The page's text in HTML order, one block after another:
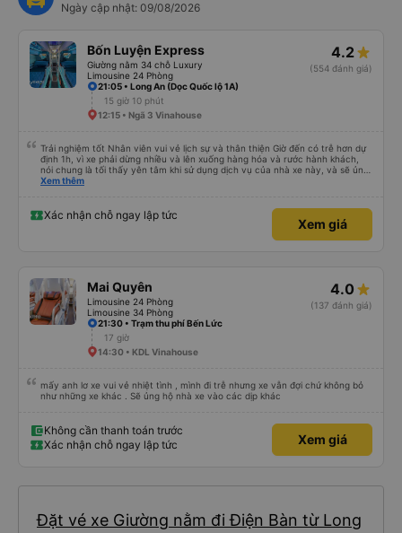
Ngày cập nhật: 09/08/2026
Bốn Luyện Express
Giường nằm 34 chỗ Luxury
Limousine 24 Phòng
4.2
(554 đánh giá)
21:05 • Long An (Dọc Quốc lộ 1A)
15 giờ 10 phút
12:15 • Ngã 3 Vinahouse
Trải nghiệm tốt Nhân viên vui vẻ lịch sự và thân thiện Giờ đến có trễ hơn dự
định 1h, vì xe phải dừng nhiều và lên xuống hàng hóa và rước hành khách,
nói chung là tối thấy yên tâm khi sử dụng dịch vụ của nhà xe này, và sẽ ủng
hộ và giới thiệu cho người thân sử dụng dịch vụ của nhà xe này
Xem thêm
Xác nhận chỗ ngay lập tức
Xem giá
Mai Quyên
Limousine 24 Phòng
Limousine 34 Phòng
4.0
(137 đánh giá)
21:30 • Trạm thu phí Bến Lức
17 giờ
14:30 • KDL Vinahouse
mấy anh lơ xe vui vẻ nhiệt tình , mình đi trễ nhưng xe vẫn đợi chứ không bỏ
như những xe khác . Sẽ ủng hộ nhà xe vào các dịp khác
Không cần thanh toán trước
Xác nhận chỗ ngay lập tức
Xem giá
Đặt vé xe Giường nằm đi Điện Bàn từ Long